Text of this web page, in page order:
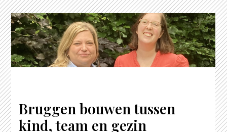
EDITIES
VACATURES
LID WORDEN
CONTACT
Bruggen bouwen tussen
kind, team en gezin